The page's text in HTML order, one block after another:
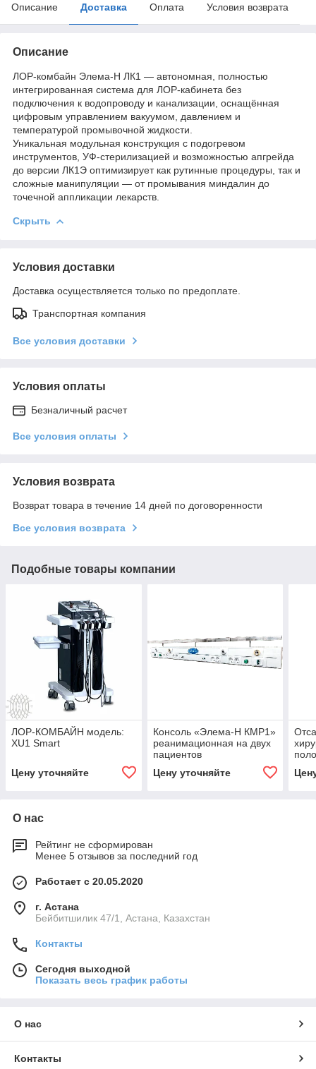
Описание Доставка Оплата Условия возврата
Описание
ЛОР-комбайн Элема-Н ЛК1 — автономная, полностью
интегрированная система для ЛОР-кабинета без
подключения к водопроводу и канализации, оснащённая
цифровым управлением вакуумом, давлением и
температурой промывочной жидкости.
Уникальная модульная конструкция с подогревом
инструментов, УФ-стерилизацией и возможностью апгрейда
до версии ЛК1Э оптимизирует как рутинные процедуры, так и
сложные манипуляции — от промывания миндалин до
точечной аппликации лекарств.
Скрыть
Условия доставки
Доставка осуществляется только по предоплате.
Транспортная компания
Все условия доставки
Условия оплаты
Безналичный расчет
Все условия оплаты
Условия возврата
Возврат товара в течение 14 дней по договоренности
Все условия возврата
Подобные товары компании
ЛОР-КОМБАЙН модель:
XU1 Smart
Цену уточняйте
Консоль «Элема-Н КМР1»
реанимационная на двух
пациентов
Цену уточняйте
О нас
Рейтинг не сформирован
Менее 5 отзывов за последний год
Работает с 20.05.2020
г. Астана
Бейбитшилик 47/1, Астана, Казахстан
Контакты
Сегодня выходной
Показать весь график работы
О нас
Контакты